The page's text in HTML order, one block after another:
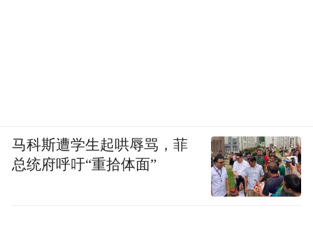
马科斯遭学生起哄辱骂，菲
总统府呼吁“重拾体面”